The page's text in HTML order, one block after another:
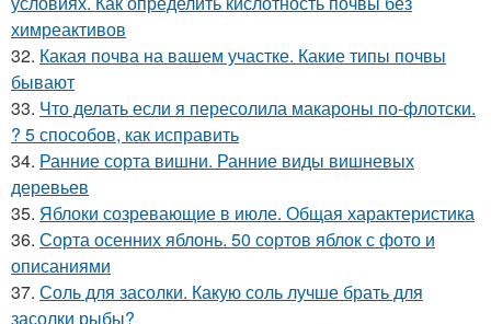
химреактивов
32. Какая почва на вашем участке. Какие типы почвы
бывают
33. Что делать если я пересолила макароны по-флотски.
? 5 способов, как исправить
34. Ранние сорта вишни. Ранние виды вишневых
деревьев
35. Яблоки созревающие в июле. Общая характеристика
36. Сорта осенних яблонь. 50 сортов яблок с фото и
описаниями
37. Соль для засолки. Какую соль лучше брать для
засолки рыбы?